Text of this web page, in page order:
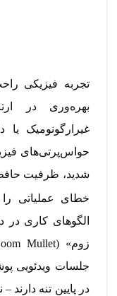
تجربه فیزیکی
بهره‌وری در
غیرارگونومیک یا
حواس‌پرتی‌های
شدید، ظرفیت
خطای عملیاتی را
الگوهای کاری در
جلسات ویدئویی
در پایین تنه